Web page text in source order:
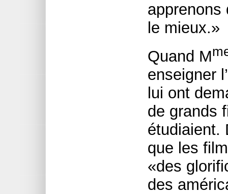
apprenons
le mieux.»
Quand M
enseigner
lui ont
de grands
étudiaient.
que les
«des
des